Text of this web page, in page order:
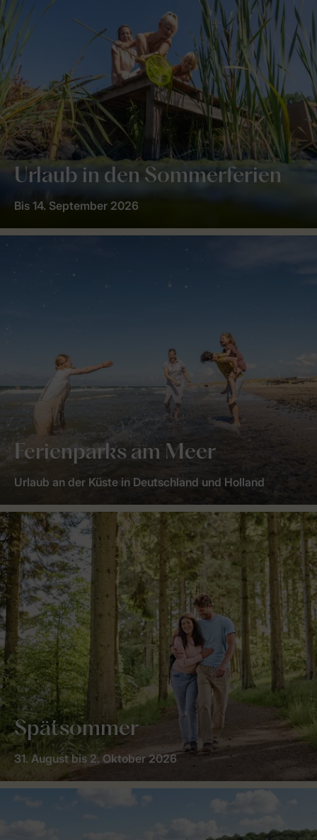
Urlaub in den Sommerferien
Bis 14. September 2026
Ferienparks am Meer
Urlaub an der Küste in Deutschland und Holland
Spätsommer
31. August bis 2. Oktober 2026